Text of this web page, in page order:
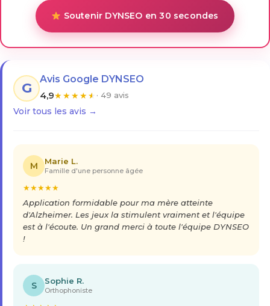
Soutenir DYNSEO en 30 secondes
G
Avis Google DYNSEO
4,9★★★★★ · 49 avis
Voir tous les avis →
M Marie L.
Famille d'une personne âgée
★★★★★
Application formidable pour ma mère atteinte
d'Alzheimer. Les jeux la stimulent vraiment et l'équipe
est à l'écoute. Un grand merci à toute l'équipe DYNSEO
!
S Sophie R.
Orthophoniste